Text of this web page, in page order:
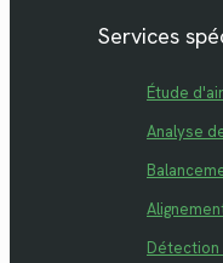
Services
Étude d'air
Analyse